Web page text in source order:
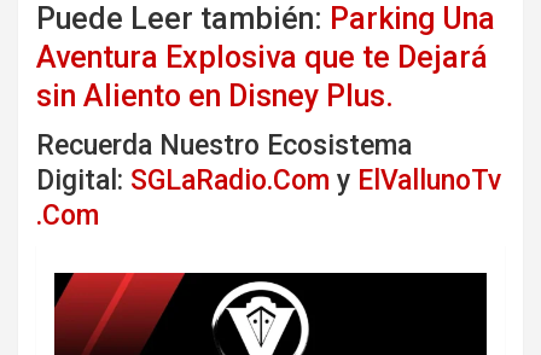
Puede Leer también: Parking Una
Aventura Explosiva que te Dejará
sin Aliento en Disney Plus.
Recuerda Nuestro Ecosistema
Digital: SGLaRadio.Com y ElVallunoTv
.Com